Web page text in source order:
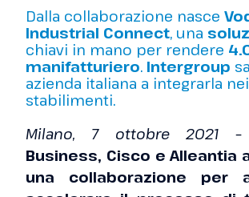
Dalla collaborazione nasce
Industrial Connect, una
chiavi in mano per rendere
manifatturiero. Intergroup
azienda italiana a integrarla
stabilimenti.
Milano, 7 ottobre 2021
Business, Cisco e Alleantia
una collaborazione per